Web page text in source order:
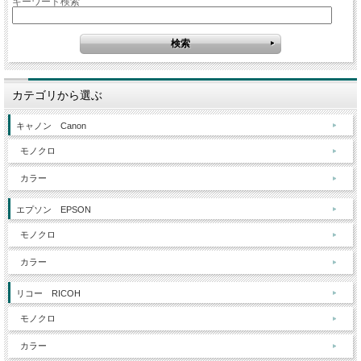
カテゴリから選ぶ
キャノン Canon
モノクロ
カラー
エプソン EPSON
モノクロ
カラー
リコー RICOH
モノクロ
カラー